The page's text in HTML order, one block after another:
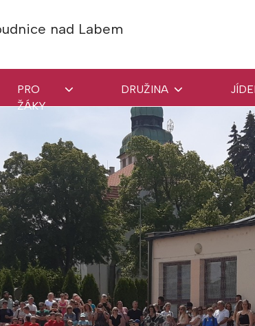
nad Labem
PRO
ŽÁKY
DRUŽINA